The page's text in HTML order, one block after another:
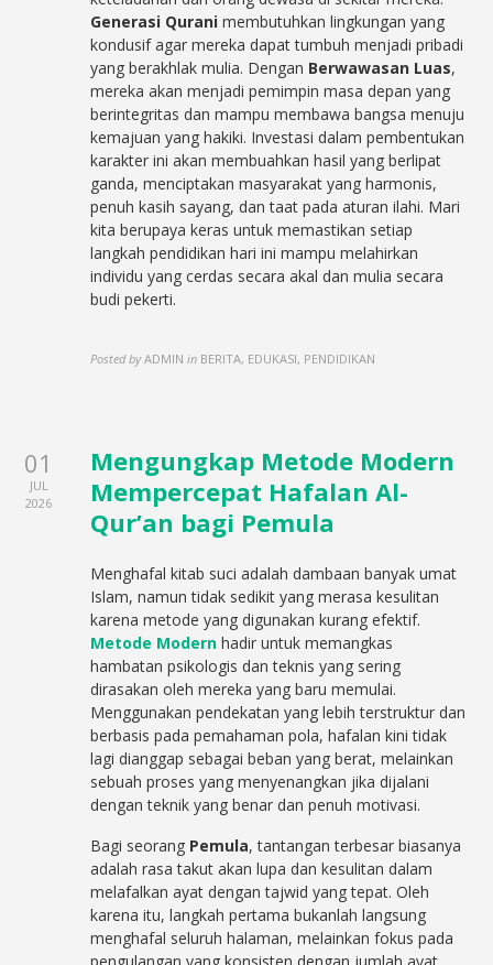
Generasi Qurani membutuhkan lingkungan yang
kondusif agar mereka dapat tumbuh menjadi pribadi
yang berakhlak mulia. Dengan Berwawasan Luas,
mereka akan menjadi pemimpin masa depan yang
berintegritas dan mampu membawa bangsa menuju
kemajuan yang hakiki. Investasi dalam pembentukan
karakter ini akan membuahkan hasil yang berlipat
ganda, menciptakan masyarakat yang harmonis,
penuh kasih sayang, dan taat pada aturan ilahi. Mari
kita berupaya keras untuk memastikan setiap
langkah pendidikan hari ini mampu melahirkan
individu yang cerdas secara akal dan mulia secara
budi pekerti.
Posted by ADMIN in BERITA, EDUKASI, PENDIDIKAN
01
JUL
2026
Mengungkap Metode Modern
Mempercepat Hafalan Al-
Qur’an bagi Pemula
Menghafal kitab suci adalah dambaan banyak umat
Islam, namun tidak sedikit yang merasa kesulitan
karena metode yang digunakan kurang efektif.
Metode Modern hadir untuk memangkas
hambatan psikologis dan teknis yang sering
dirasakan oleh mereka yang baru memulai.
Menggunakan pendekatan yang lebih terstruktur dan
berbasis pada pemahaman pola, hafalan kini tidak
lagi dianggap sebagai beban yang berat, melainkan
sebuah proses yang menyenangkan jika dijalani
dengan teknik yang benar dan penuh motivasi.
Bagi seorang Pemula, tantangan terbesar biasanya
adalah rasa takut akan lupa dan kesulitan dalam
melafalkan ayat dengan tajwid yang tepat. Oleh
karena itu, langkah pertama bukanlah langsung
menghafal seluruh halaman, melainkan fokus pada